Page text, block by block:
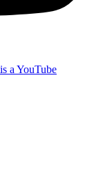
a YouTube